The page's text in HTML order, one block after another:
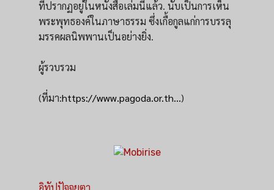
ที่ปรากฏอยู่ในหนังสือเล่มนี้แล้ว. นับเป็นการเห็น
พระพุทธองค์ในภาษาธรรม ซึ่งเกื้อกูลแก่การบรรลุ
มรรคผลนิพพานเป็นอย่างยิ่ง.
ผู้รวบรวม
(ที่มา:https://www.pagoda.or.th...)
อิทัปปัจจยตา